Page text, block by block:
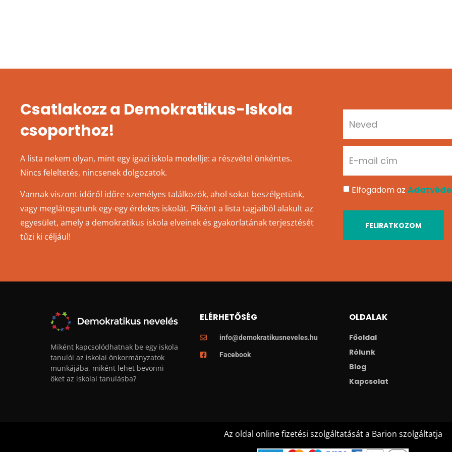
Csatlakozz a Demokratikus-Iskola
csoporthoz!
A lista nekem olyan, mint egy igazi iskola modellje: a részvétel önkéntes.
Nincs feleltetés, nincsenek dolgozatok.
Vannak viszont időről időre személyes találkozók, ahol sokat beszélgetünk,
vagy meglátogatunk egy-egy érdekes iskolát. Főként a lista tagjaiból alakult az
egyesület, amely a demokratikus iskola elveinek és gyakorlatának terjesztését
tűzi ki céljául!
Elfogadom az
FELIRATKOZOM
Miként kapcsolódhatnak be egy iskola
tanulói az iskolai önkormányzatok
munkájába, miként lehet bevonni
öket az iskolai tanulásba?
ELÉRHETŐSÉG
info@demokratikusneveles.hu
Facebook
OLDALAK
Főoldal
Rólunk
Blog
Kapcsolat
Az oldal online fizetési szolgáltatását a Barion szolgáltatja